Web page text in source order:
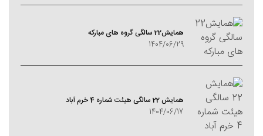
همایش22 سالگی گروه های مبارکه
1404/06/29
همایش 22 سالگی هیئت شماره 4 خرم آباد
1404/06/17